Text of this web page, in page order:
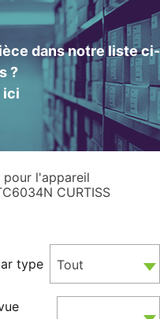
dans notre liste ci-
?
ici
pour l'appareil
CURTISS
type Tout